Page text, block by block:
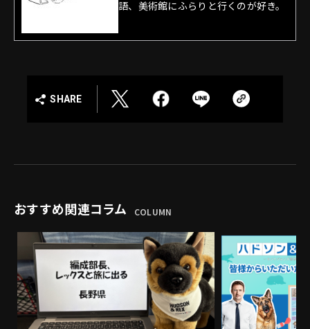
語、美術館にふらりと行くのが好き。
SHARE
おすすめ関連コラム COLUMN